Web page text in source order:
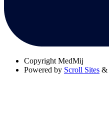
Copyright MedMij
Powered by Scroll Sites &